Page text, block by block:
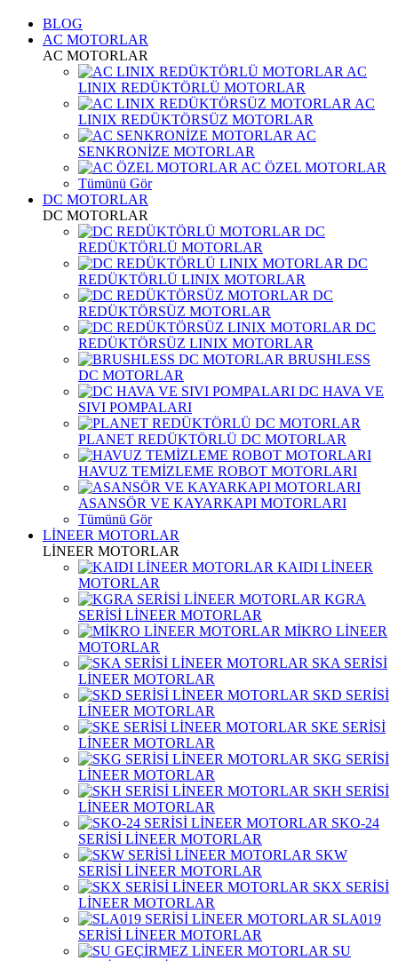
BLOG
AC MOTORLAR
AC MOTORLAR
AC
LINIX REDÜKTÖRLÜ MOTORLAR
AC
LINIX REDÜKTÖRSÜZ MOTORLAR
AC
SENKRONİZE MOTORLAR
AC ÖZEL MOTORLAR
Tümünü Gör
DC MOTORLAR
DC MOTORLAR
DC
REDÜKTÖRLÜ MOTORLAR
DC
REDÜKTÖRLÜ LINIX MOTORLAR
DC
REDÜKTÖRSÜZ MOTORLAR
DC
REDÜKTÖRSÜZ LINIX MOTORLAR
BRUSHLESS
DC MOTORLAR
DC HAVA VE
SIVI POMPALARI
PLANET REDÜKTÖRLÜ DC MOTORLAR
HAVUZ TEMİZLEME ROBOT MOTORLARI
ASANSÖR VE KAYARKAPI MOTORLARI
Tümünü Gör
LİNEER MOTORLAR
LİNEER MOTORLAR
KAIDI LİNEER
MOTORLAR
KGRA
SERİSİ LİNEER MOTORLAR
MİKRO LİNEER
MOTORLAR
SKA SERİSİ
LİNEER MOTORLAR
SKD SERİSİ
LİNEER MOTORLAR
SKE SERİSİ
LİNEER MOTORLAR
SKG SERİSİ
LİNEER MOTORLAR
SKH SERİSİ
LİNEER MOTORLAR
SKO-24
SERİSİ LİNEER MOTORLAR
SKW
SERİSİ LİNEER MOTORLAR
SKX SERİSİ
LİNEER MOTORLAR
SLA019
SERİSİ LİNEER MOTORLAR
SU